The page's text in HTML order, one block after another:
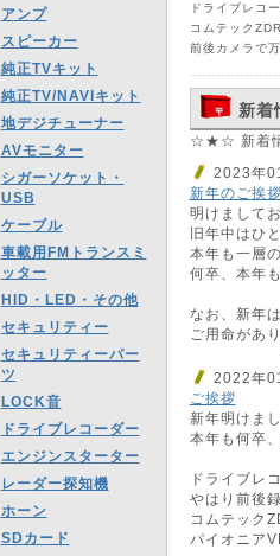
アンプ
スピーカー
純正TVキット
純正TV/NAVIキット
地デジチューナー
AVモニター
シガーソケット・
USB
ケーブル
車載用FMトランスミ
ッター
HID・LED・その他
セキュリティー
セキュリティーパー
ツ
LOCK音
ドライブレコーダー
エンジンスターター
レーダー探知機
ホーン
SDカード
ドライブレコ
コムテック
前後カメラで
新着
☆★☆ 新着
2023年
新年のご挨拶
明けまして
旧年中はひ
本年も一層
何卒、本年
なお、新年
ご用命があ
2022年
ご挨拶
新年明けま
本年も何卒
ドライブレ
やはり前後
コムテック
パイオニア